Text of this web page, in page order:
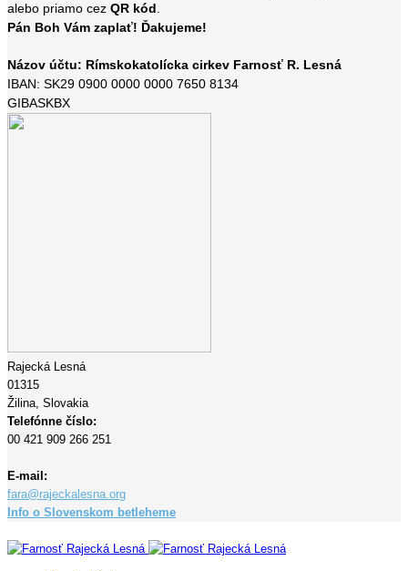
alebo priamo cez QR kód.
Pán Boh Vám zaplať! Ďakujeme!
Názov účtu: Rímskokatolícka cirkev Farnosť R. Lesná
IBAN: SK29 0900 0000 0000 7650 8134
GIBASKBX
Rajecká Lesná
01315
Žilina, Slovakia
Telefónne číslo:
00 421 909 266 251
E-mail:
fara@rajeckalesna.org
Info o Slovenskom betleheme